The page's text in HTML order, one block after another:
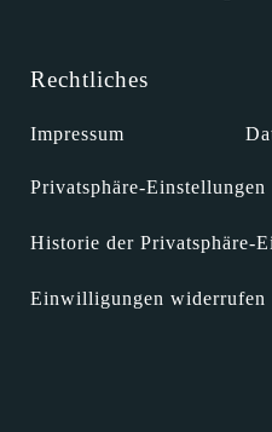
Rechtliches
Impressum
Privatsphäre-Einstellungen
Historie der Privatsphäre-
Einwilligungen widerrufen